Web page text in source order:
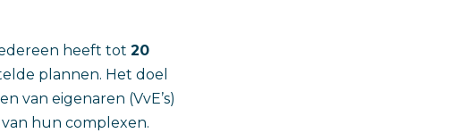
heeft tot 20
plannen. Het doel
van eigenaren (VvE’s)
hun complexen.